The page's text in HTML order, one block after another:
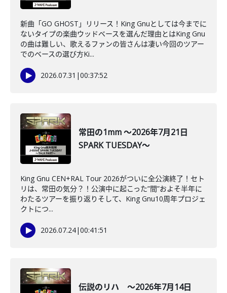
新曲「GO GHOST」リリース！King Gnuとしては今までに
ないタイプの楽曲ウッドベースを選んだ理由とはKing Gnu
の曲は難しい、歌えるファンの皆さんは凄い今回のツアー
でのベースの選び方Ki...
2026.07.31 |00:37:52
常田の1mm ～2026年7月21日
SPARK TUESDAY～
King Gnu CEN+RAL Tour 2026がついに全公演終了！セト
リは、常田の気分？！公演中に起こった”間”およそ半年に
わたるツアーを振り返りそして、King Gnu10周年プロジェ
クトにつ...
2026.07.24|00:41:51
伝説のリハ ～2026年7月14日